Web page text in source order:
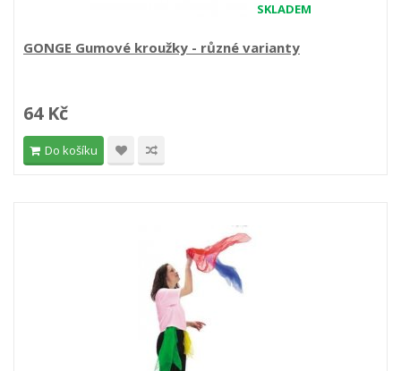
SKLADEM
GONGE Gumové kroužky - různé varianty
64 Kč
Do košíku